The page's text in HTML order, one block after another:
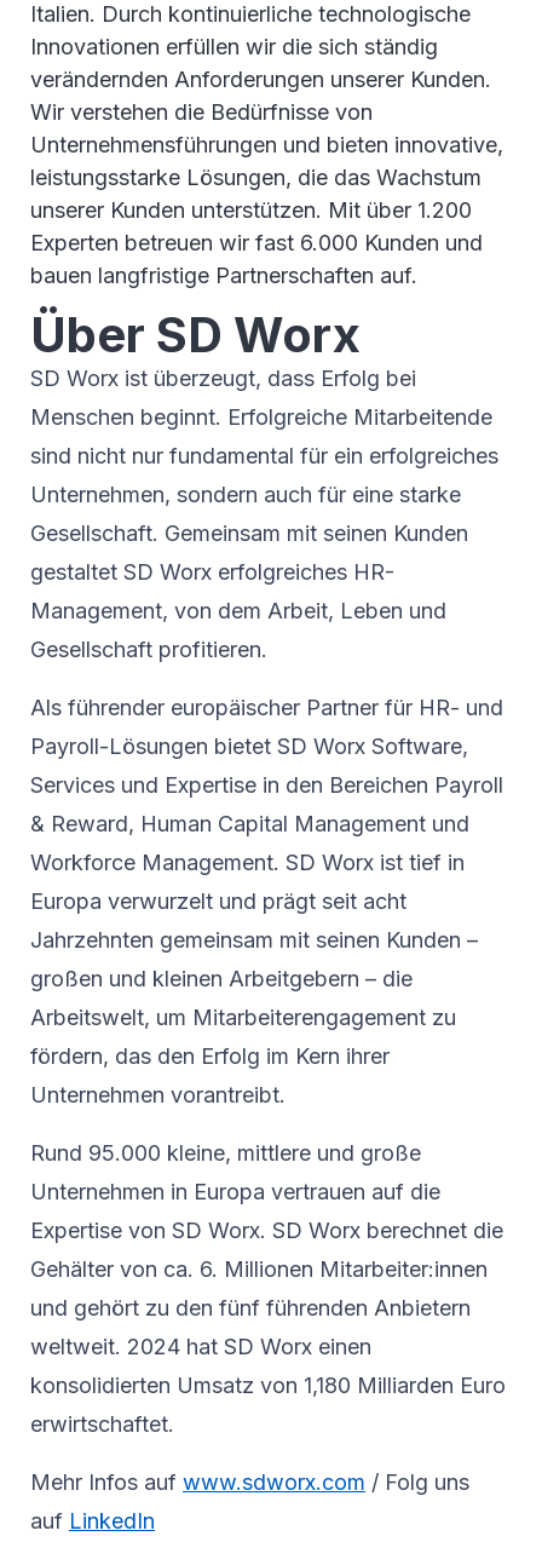
Italien. Durch kontinuierliche technologische
Innovationen erfüllen wir die sich ständig
verändernden Anforderungen unserer Kunden.
Wir verstehen die Bedürfnisse von
Unternehmensführungen und bieten innovative,
leistungsstarke Lösungen, die das Wachstum
unserer Kunden unterstützen. Mit über 1.200
Experten betreuen wir fast 6.000 Kunden und
bauen langfristige Partnerschaften auf.
Über SD Worx
SD Worx ist überzeugt, dass Erfolg bei
Menschen beginnt. Erfolgreiche Mitarbeitende
sind nicht nur fundamental für ein erfolgreiches
Unternehmen, sondern auch für eine starke
Gesellschaft. Gemeinsam mit seinen Kunden
gestaltet SD Worx erfolgreiches HR-
Management, von dem Arbeit, Leben und
Gesellschaft profitieren.
Als führender europäischer Partner für HR- und
Payroll-Lösungen bietet SD Worx Software,
Services und Expertise in den Bereichen Payroll
& Reward, Human Capital Management und
Workforce Management. SD Worx ist tief in
Europa verwurzelt und prägt seit acht
Jahrzehnten gemeinsam mit seinen Kunden –
großen und kleinen Arbeitgebern – die
Arbeitswelt, um Mitarbeiterengagement zu
fördern, das den Erfolg im Kern ihrer
Unternehmen vorantreibt.
Rund 95.000 kleine, mittlere und große
Unternehmen in Europa vertrauen auf die
Expertise von SD Worx. SD Worx berechnet die
Gehälter von ca. 6. Millionen Mitarbeiter:innen
und gehört zu den fünf führenden Anbietern
weltweit. 2024 hat SD Worx einen
konsolidierten Umsatz von 1,180 Milliarden Euro
erwirtschaftet.
Mehr Infos auf www.sdworx.com / Folg uns
auf LinkedIn